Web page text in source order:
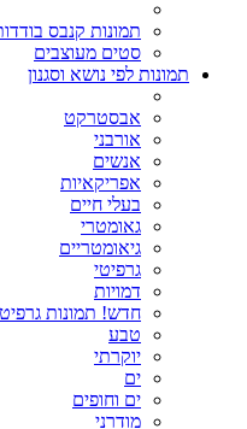
תמונות קנבס
סטים מעוצבים
תמונות לפי נושא וסגנון
אבסטרקט
אורבני
אנשים
אפריקאיות
בעלי חיים
גאומטרי
גיאומטריים
גרפיטי
דמויות
חדש! תמונות
טבע
יוקרתי
ים
ים וחופים
מודרני